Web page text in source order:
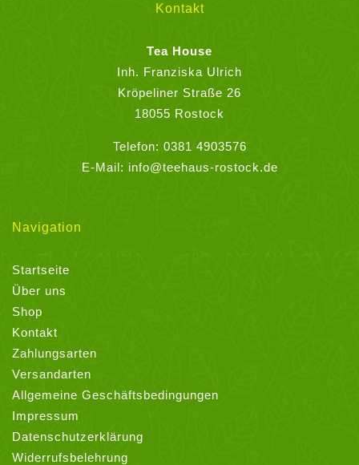
Produktseite
gewählt
werden
Kontakt
Tea House
Inh. Franziska Ulrich
Kröpeliner Straße 26
18055 Rostock
Telefon: 0381 4903576
E-Mail: info@teehaus-rostock.de
Navigation
Startseite
Über uns
Shop
Kontakt
Zahlungsarten
Versandarten
Allgemeine Geschäftsbedingungen
Impressum
Datenschutzerklärung
Widerrufsbelehrung